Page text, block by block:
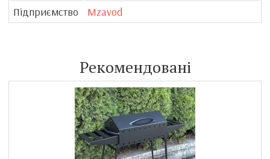
Підприємство
Mzavod
Рекомендовані